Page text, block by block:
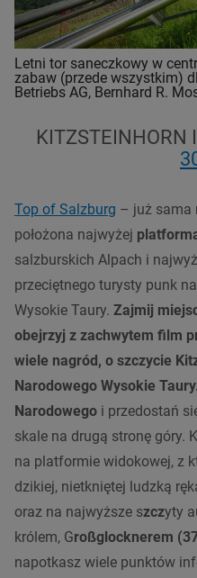
Letni tor saneczkowy w
zabaw (przede wszystkim)
Betriebs AG, Bernhard R.
KITZSTEINHORN
Top of Salzburg – już sama
położona najwyżej
salzburskich Alpach i
przeciętnego turysty punk
Wysokie Taury. Zajmij
obejrzyj z zachwytem film
wiele nagród, o szczycie
Narodowego Wysokie
Narodowego i przedostań
skale na drugą stronę góry.
na platformie widokowej, z
dzikiej, nietkniętej ludzką
oraz na najwyższe szczyty
królem, Großglocknerem
napotkasz wiele punktów